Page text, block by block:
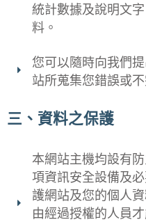
統計數據及說明文
料。
您可以隨時向我們
站所蒐集您錯誤或
三、資料之保護
本網站主機均設有
項資訊安全設備及
護網站及您的個人
由經過授權的人員